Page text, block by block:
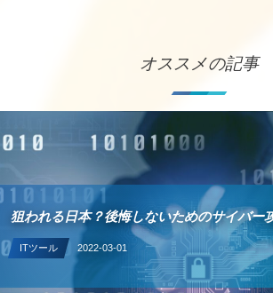
オススメの記事
狙われる日本？後悔しないためのサイバー
ITツール 2022-03-01